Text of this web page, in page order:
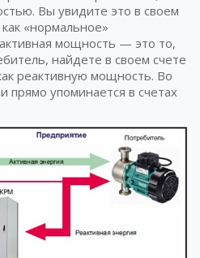
Вы увидите это в своем
«нормальное»
мощность — это то,
найдете в своем счете
реактивную мощность. Во
прямо упоминается в счетах